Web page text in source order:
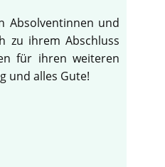
Absolventinnen und
zu ihrem Abschluss
für ihren weiteren
und alles Gute!